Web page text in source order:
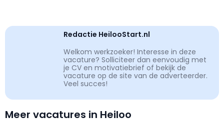
Redactie HeilooStart.nl
Welkom werkzoeker! Interesse in deze
vacature? Solliciteer dan eenvoudig met
je CV en motivatiebrief of bekijk de
vacature op de site van de adverteerder.
Veel succes!
Meer vacatures in Heiloo